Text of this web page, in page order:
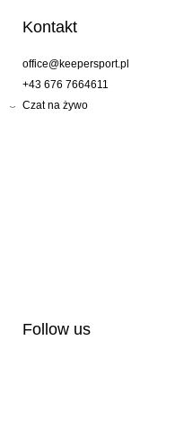
Kontakt
office@keepersport.pl
+43 676 7664611
Czat na żywo
Follow us